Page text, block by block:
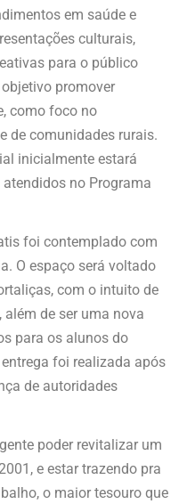
em saúde e
culturais,
para o público
promover
como foco no
de comunidades rurais.
inicialmente estará
no Programa
foi contemplado com
O espaço será voltado
com o intuito de
de ser uma nova
para os alunos do
foi realizada após
de autoridades
poder revitalizar um
e estar trazendo pra
o maior tesouro que